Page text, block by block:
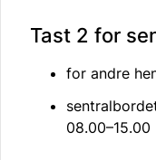
Tast 2 for
for andre
08.00–15.00